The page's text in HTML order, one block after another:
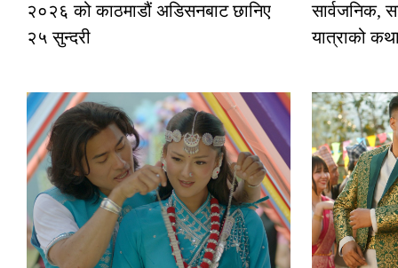
२०२६ को काठमाडौं अडिसनबाट छानिए
२५ सुन्दरी
सार्वजनिक,
यात्राको